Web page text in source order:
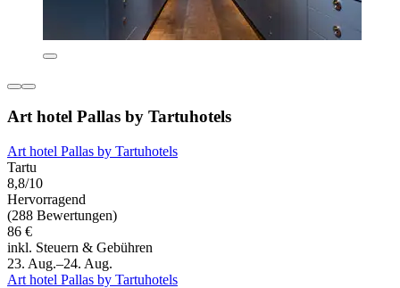
Art hotel Pallas by Tartuhotels
Art hotel Pallas by Tartuhotels
Tartu
8,8/10
Hervorragend
(288 Bewertungen)
86 €
inkl. Steuern & Gebühren
23. Aug.–24. Aug.
Art hotel Pallas by Tartuhotels